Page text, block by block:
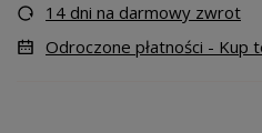
14 dni na darmowy zwrot
Odroczone płatności - Kup